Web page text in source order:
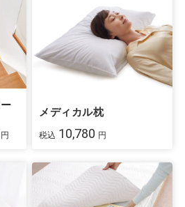
円
メディカル枕
税込 10,780 円